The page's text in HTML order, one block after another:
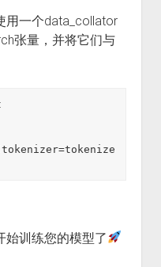
用一个data_collator
张量，并将它们与
始训练您的模型了